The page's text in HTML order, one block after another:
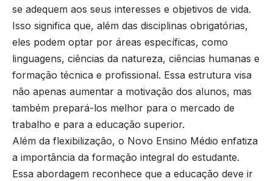
se adequem aos seus interesses e objetivos de vida.
Isso significa que, além das disciplinas obrigatórias,
eles podem optar por áreas específicas, como
linguagens, ciências da natureza, ciências humanas e
formação técnica e profissional. Essa estrutura visa
não apenas aumentar a motivação dos alunos, mas
também prepará-los melhor para o mercado de
trabalho e para a educação superior.
Além da flexibilização, o Novo Ensino Médio enfatiza
a importância da formação integral do estudante.
Essa abordagem reconhece que a educação deve ir